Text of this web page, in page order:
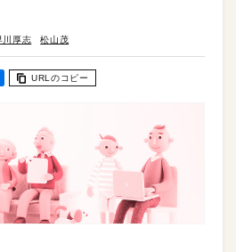
川厚志 松山茂
URLのコピー